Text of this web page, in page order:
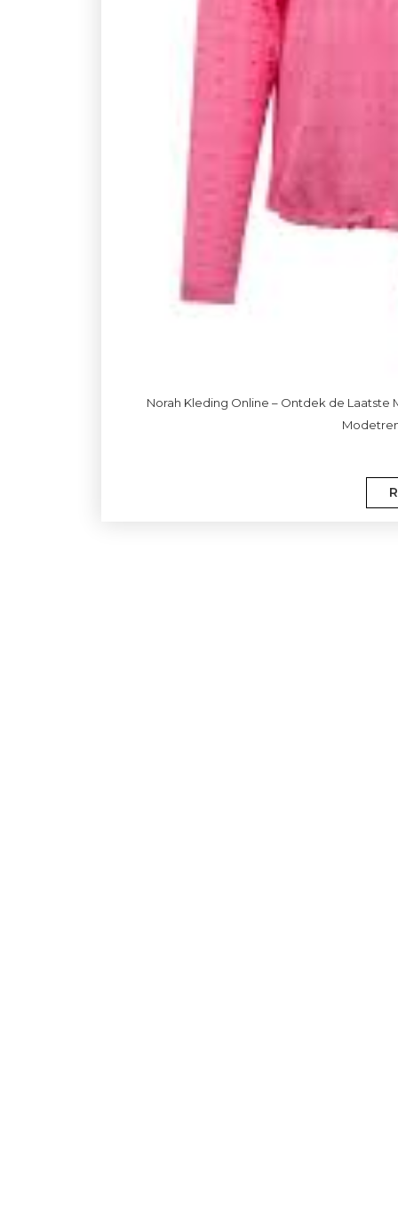
Norah Kleding Online – Ontdek de